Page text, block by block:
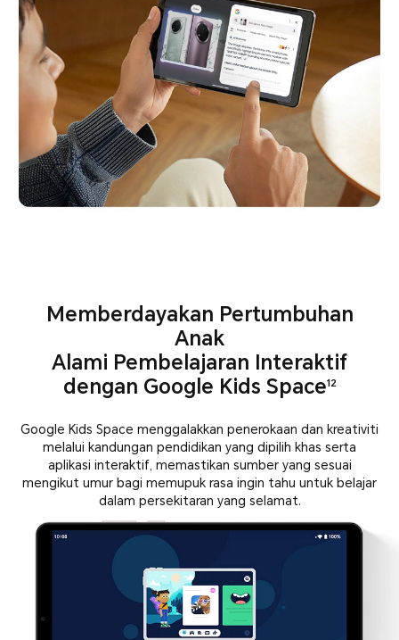
Memberdayakan Pertumbuhan
Anak
Alami Pembelajaran Interaktif
dengan Google Kids Space12
Google Kids Space menggalakkan penerokaan dan kreativiti
melalui kandungan pendidikan yang dipilih khas serta
aplikasi interaktif, memastikan sumber yang sesuai
mengikut umur bagi memupuk rasa ingin tahu untuk belajar
dalam persekitaran yang selamat.